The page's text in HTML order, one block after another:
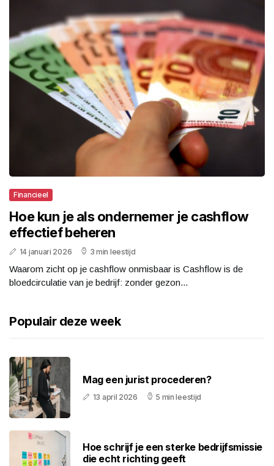
Financieel
Hoe kun je als ondernemer je cashflow
effectief beheren
14 januari 2026 3 min leestijd
Waarom zicht op je cashflow onmisbaar is Cashflow is de
bloedcirculatie van je bedrijf: zonder gezon...
Populair deze week
Mag een jurist procederen?
13 april 2026 5 min leestijd
Hoe schrijf je een sterke bedrijfsmissie
die echt richting geeft